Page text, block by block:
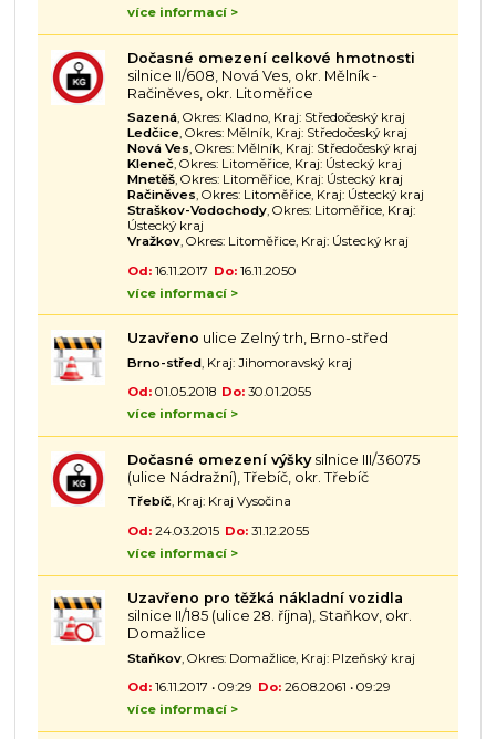
více informací >
Dočasné omezení celkové hmotnosti
silnice II/608, Nová Ves, okr. Mělník -
Račiněves, okr. Litoměřice
Sazená, Okres: Kladno, Kraj: Středočeský kraj
Ledčice, Okres: Mělník, Kraj: Středočeský kraj
Nová Ves, Okres: Mělník, Kraj: Středočeský kraj
Kleneč, Okres: Litoměřice, Kraj: Ústecký kraj
Mnetěš, Okres: Litoměřice, Kraj: Ústecký kraj
Račiněves, Okres: Litoměřice, Kraj: Ústecký kraj
Straškov-Vodochody, Okres: Litoměřice, Kraj:
Ústecký kraj
Vražkov, Okres: Litoměřice, Kraj: Ústecký kraj
Od:16.11.2017 Do: 16.11.2050
více informací >
Uzavřeno ulice Zelný trh, Brno-střed
Brno-střed, Kraj: Jihomoravský kraj
Od:01.05.2018 Do: 30.01.2055
více informací >
Dočasné omezení výškysilnice III/36075
(ulice Nádražní), Třebíč, okr. Třebíč
Třebíč, Kraj: Kraj Vysočina
Od:24.03.2015 Do: 31.12.2055
více informací >
Uzavřeno pro těžká nákladní vozidla
silnice II/185 (ulice 28. října), Staňkov, okr.
Domažlice
Staňkov, Okres: Domažlice, Kraj: Plzeňský kraj
Od:16.11.2017 • 09:29 Do: 26.08.2061 • 09:29
více informací >